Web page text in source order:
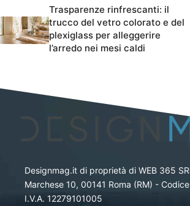
Trasparenze rinfrescanti: il
trucco del vetro colorato e del
plexiglass per alleggerire
l’arredo nei mesi caldi
Designmag.it di proprietà di WEB 365
Marchese 10, 00141 Roma (RM) -
I.V.A. 12279101005